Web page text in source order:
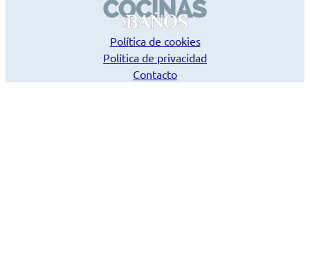
Política de cookies
Política de privacidad
Contacto